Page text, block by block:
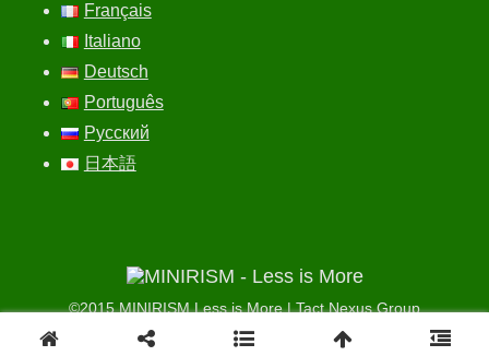
Français
Italiano
Deutsch
Português
Русский
日本語
©2015MINIRISM Less is More|Tact Nexus Group
minirism@tactnexus.net